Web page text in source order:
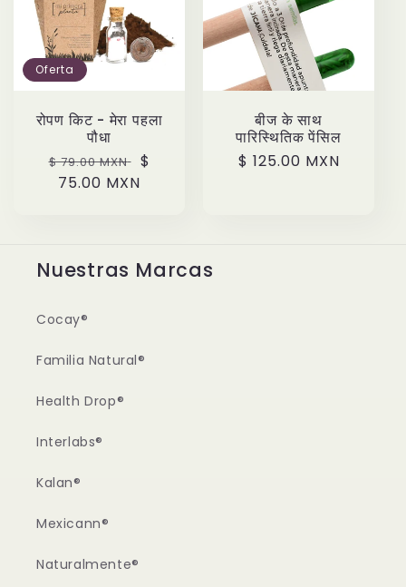
Oferta
रोपण किट - मेरा पहला
पौधा
Precio
habitual
$ 79.00 MXN
Precio
$
75.00 MXN
बीज के साथ
पारिस्थितिक पेंसिल
Precio
$ 125.00 MXN
Nuestras Marcas
Cocay®
Familia Natural®
Health Drop®
Interlabs®
Kalan®
Mexicann®
Naturalmente®